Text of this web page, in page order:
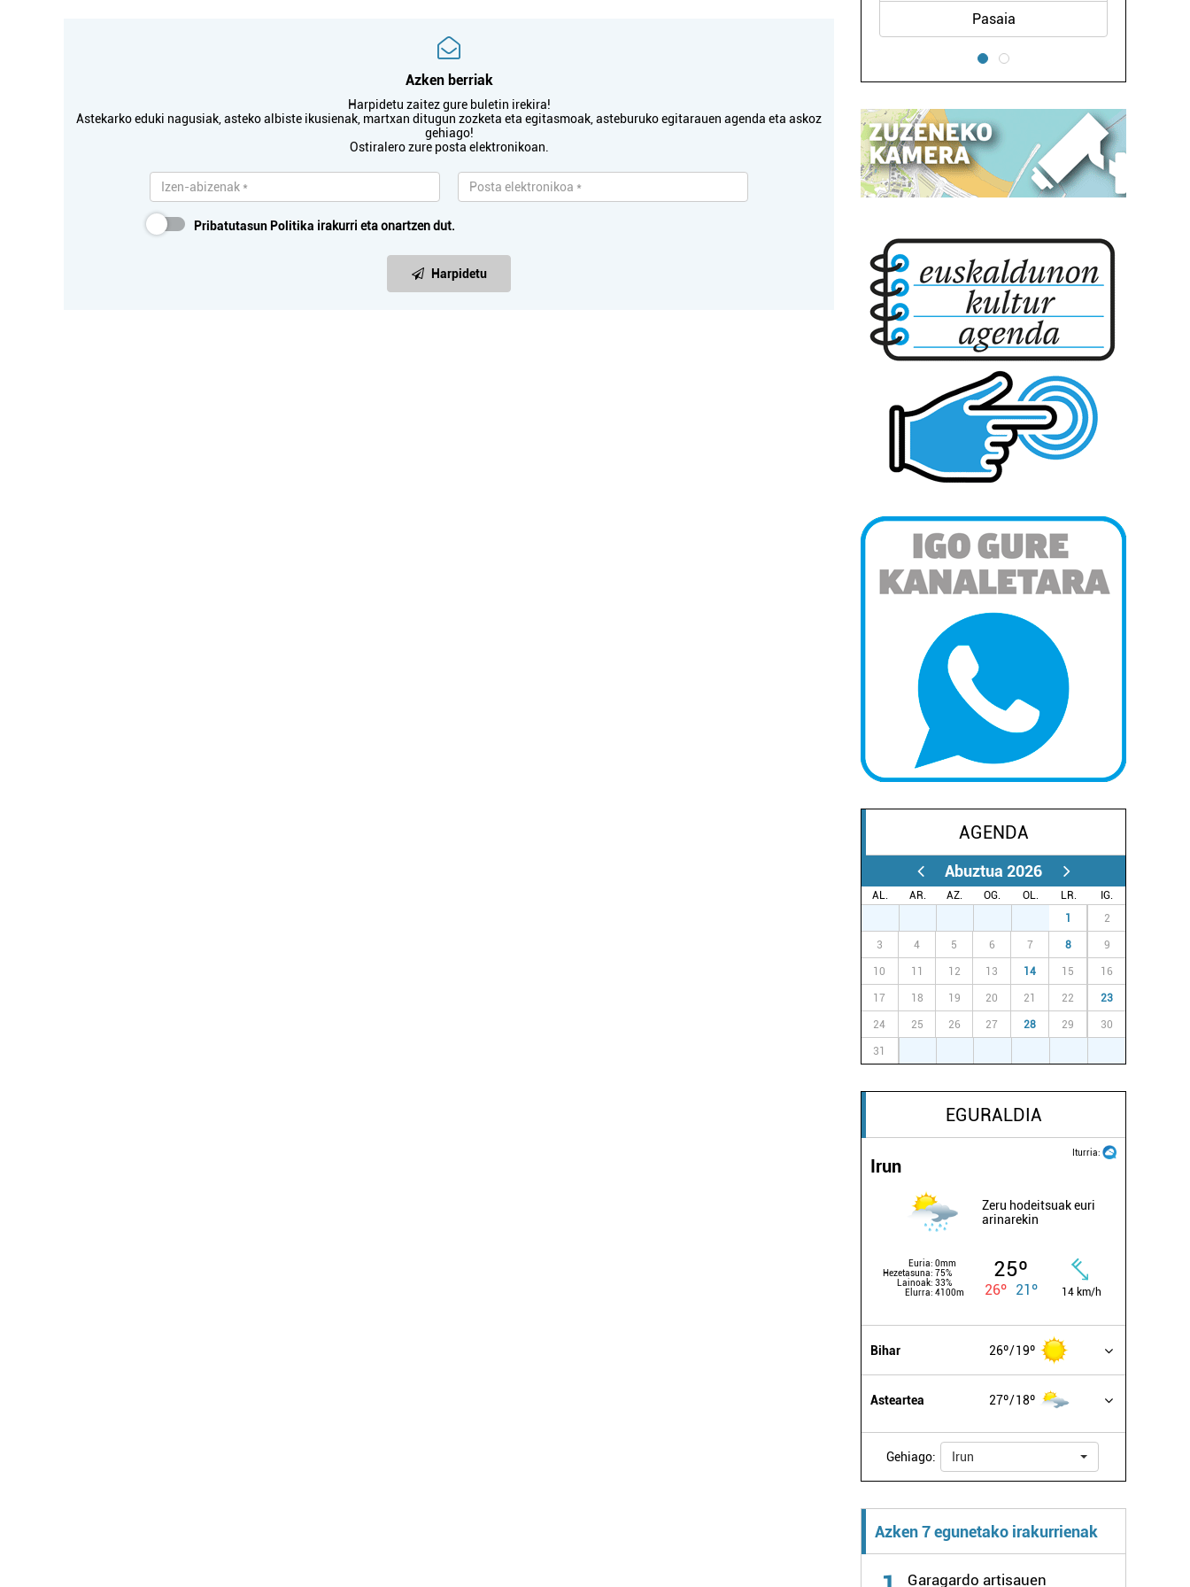
Azken berriak
Harpidetu zaitez gure buletin irekira!
Astekarko eduki nagusiak, asteko albiste ikusienak, martxan ditugun zozketa eta egitasmoak, asteburuko egitarauen agenda eta askoz
gehiago!
Ostiralero zure posta elektronikoan.
Pribatutasun Politika irakurri eta onartzen dut.
Harpidetu
Pasaia
AGENDA
Abuztua 2026
AL. AR. AZ. OG. OL. LR.
IG.
1 2
3 4 5 6 7 8 9
10 11 12 13 14 15 16
17 18 19 20 21 22 23
24 25 26 27 28 29 30
31
EGURALDIA
Iturria:
Irun
Zeru hodeitsuak euri
arinarekin
Euria: 0mm
Hezetasuna: 75%
Lainoak: 33%
Elurra: 4100m
25º
26º 21º 14 km/h
Bihar 26º 19º
Asteartea 27º 18º
Gehiago: Irun
Azken 7 egunetako irakurrienak
Garagardo artisauen